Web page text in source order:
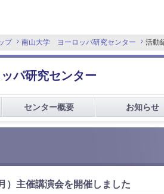
プ 南山大学 ヨーロッパ研究センター 活動
パ研究センター
センター概要 お知らせ
）主催講演会を開催しました